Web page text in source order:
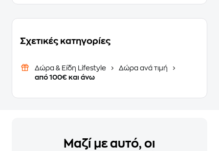
Σχετικές κατηγορίες
Δώρα & Είδη Lifestyle
Δώρα ανά τιμή
από 100€ και άνω
Μαζί με αυτό, οι